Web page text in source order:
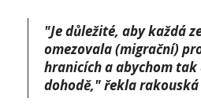
"Je důležité, aby každá
omezovala (migrační)
hranicích a abychom
dohodě," řekla